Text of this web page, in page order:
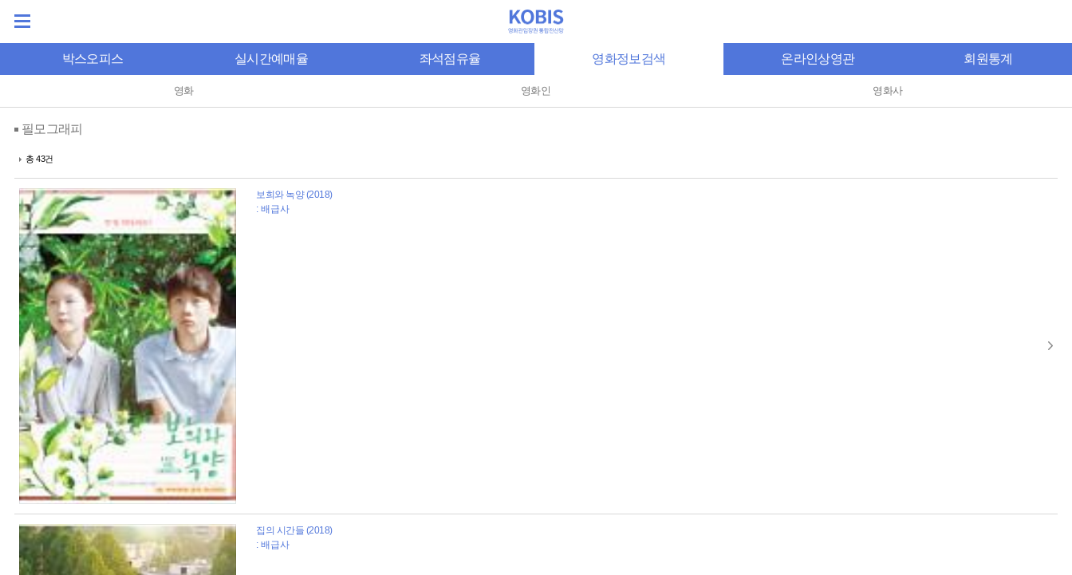
박스오피스 실시간예매율 좌석점유율 영화정보검색 온라인상영관 회원통계
영화 영화인 영화사
필모그래피
총 43건
보희와 녹양 (2018)
: 배급사
집의 시간들 (2018)
: 배급사